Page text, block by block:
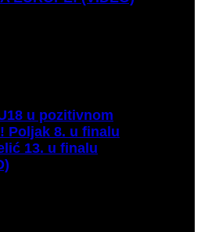
u pozitivnom
Poljak 8. u finalu
13. u finalu